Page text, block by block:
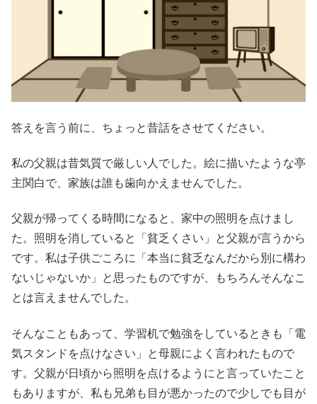
答えを言う前に、ちょっと昔話をさせてください。
私の父親は昔気質で厳しい人でした。絵に描いたような亭
主関白で、家族は誰も歯向かえませんでした。
父親が帰ってくる時間になると、家中の照明を点けまし
た。照明を消していると「貧乏くさい」と父親が言うから
です。私は子供ごころに「本当に貧乏なんだから別に構わ
ないじゃないか」と思ったものですが、もちろんそんなこ
とは言えませんでした。
そんなこともあって、学習机で勉強をしているときも「電
気スタンドを点けなさい」と母親によく言われたもので
す。父親が日頃から照明を点けるようにと言っていたこと
もありますが、私も兄弟も目が悪かったので少しでも目が